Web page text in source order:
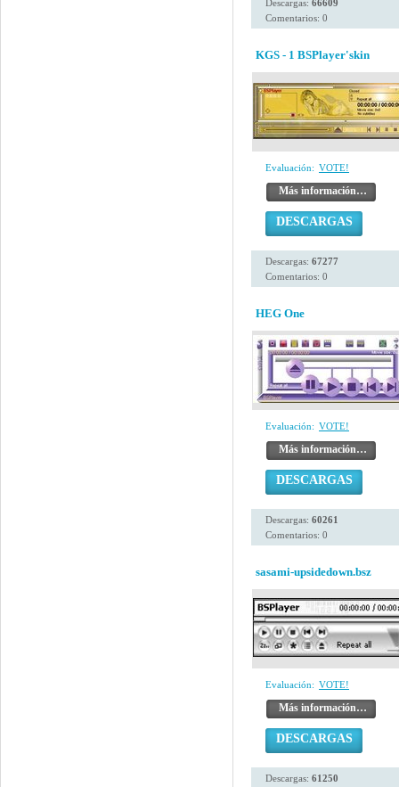
Descargas: 66609
Comentarios: 0
KGS - 1 BSPlayer'skin
Evaluación: VOTE!
Más información…
DESCARGAS
Descargas: 67277
Comentarios: 0
HEG One
Evaluación: VOTE!
Más información…
DESCARGAS
Descargas: 60261
Comentarios: 0
sasami-upsidedown.bsz
Evaluación: VOTE!
Más información…
DESCARGAS
Descargas: 61250